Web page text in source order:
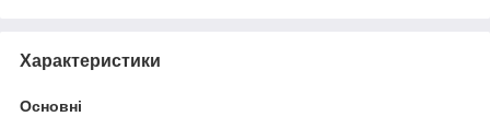
Характеристики
Основні